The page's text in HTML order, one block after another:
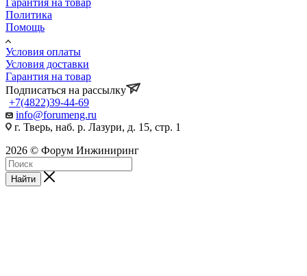
Политика
Помощь
Условия оплаты
Условия доставки
Гарантия на товар
Подписаться на рассылку
+7(4822)39-44-69
info@forumeng.ru
г. Тверь, наб. р. Лазури, д. 15, стр. 1
2026 © Форум Инжиниринг
Найти